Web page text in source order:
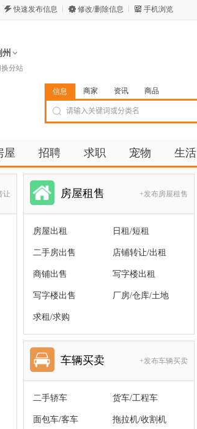
快速发布信息 修改/删除信息 手机浏览
州
分站
信息 商家 资讯 商品
屋 招聘 求职 宠物 生活
让 房屋租售 +发布房屋租售
房屋出租 日租/短租
二手房出售 店铺转让/出租
商铺出售 写字楼出租
写字楼出售 厂房/仓库/土地
求租/求购
车辆买卖 +发布车辆买卖
二手轿车 货车/工程车
面包车/客车 拖拉机/收割机